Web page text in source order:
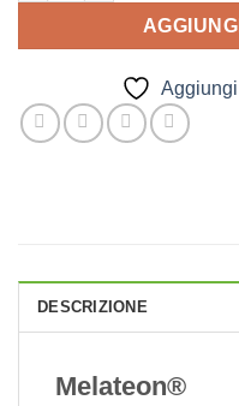
DESCRIZIONE
Melateon®